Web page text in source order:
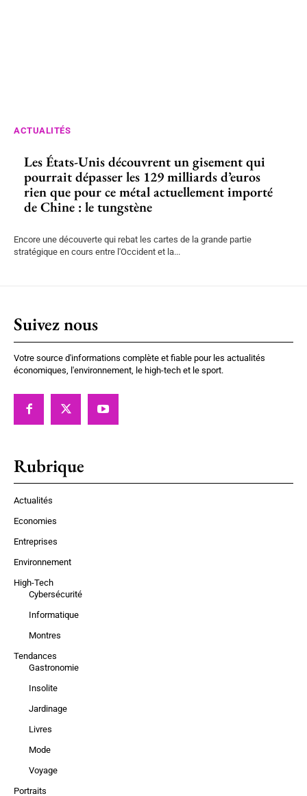
ACTUALITÉS
Les États-Unis découvrent un gisement qui
pourrait dépasser les 129 milliards d’euros
rien que pour ce métal actuellement importé
de Chine : le tungstène
Encore une découverte qui rebat les cartes de la grande partie
stratégique en cours entre l'Occident et la...
Suivez nous
Votre source d'informations complète et fiable pour les actualités
économiques, l'environnement, le high-tech et le sport.
Rubrique
Actualités
Economies
Entreprises
Environnement
High-Tech
Cybersécurité
Informatique
Montres
Tendances
Gastronomie
Insolite
Jardinage
Livres
Mode
Voyage
Portraits